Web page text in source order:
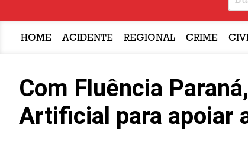
HOME ACIDENTE REGIONAL CRIME
Com Fluência
Artificial para apoiar